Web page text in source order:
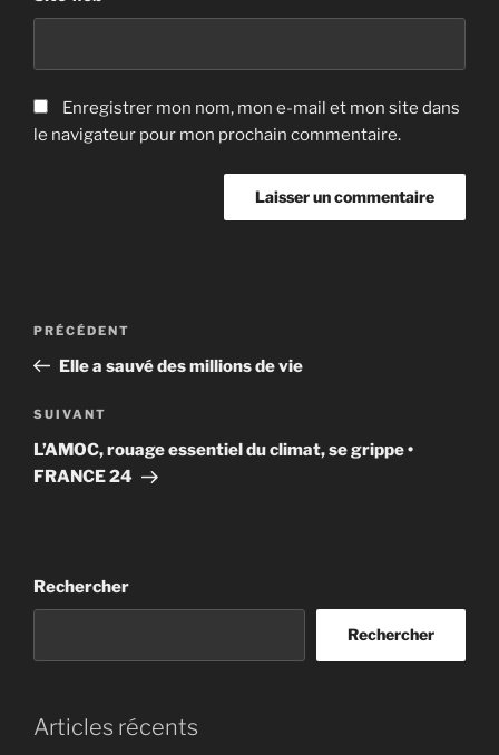
Enregistrer mon nom, mon e-mail et mon site dans
le navigateur pour mon prochain commentaire.
Navigation
l’article
Article
précédent
PRÉCÉDENT
Elle a sauvé des millions de vie
Article
suivant
SUIVANT
L’AMOC, rouage essentiel du climat, se grippe •
FRANCE 24
Rechercher
Rechercher
Articles récents